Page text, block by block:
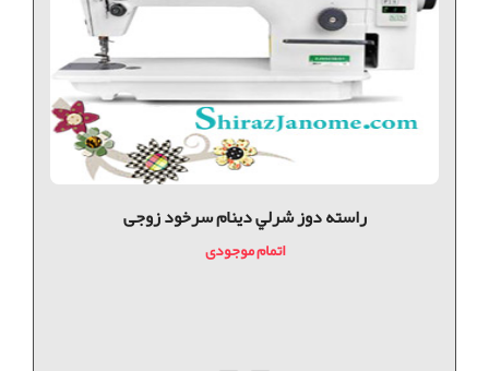
راسته دوز شرلي دینام سرخود زوجی
اتمام موجودی